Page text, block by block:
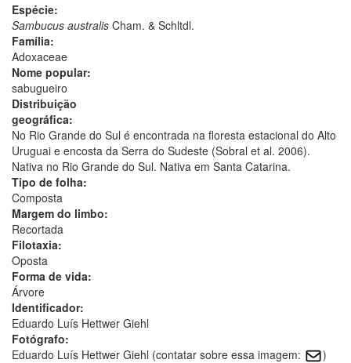
Espécie:
Sambucus australis Cham. & Schltdl.
Família:
Adoxaceae
Nome popular:
sabugueiro
Distribuição
geográfica:
No Rio Grande do Sul é encontrada na floresta estacional do Alto
Uruguai e encosta da Serra do Sudeste (Sobral et al. 2006).
Nativa no Rio Grande do Sul. Nativa em Santa Catarina.
Tipo de folha:
Composta
Margem do limbo:
Recortada
Filotaxia:
Oposta
Forma de vida:
Árvore
Identificador:
Eduardo Luís Hettwer Giehl
Fotógrafo:
Eduardo Luís Hettwer Giehl (contatar sobre essa imagem:
)